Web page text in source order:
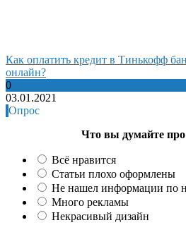
Как оплатить кредит в Тинькофф
онлайн?
0
03.01.2021
Опрос
Что вы думайте
Всё нравится
Статьи плохо оформлены
Не нашел информации по
Много рекламы
Некрасивый дизайн